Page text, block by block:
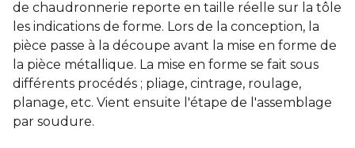
de chaudronnerie reporte en taille réelle sur la tôle
les indications de forme. Lors de la conception, la
pièce passe à la découpe avant la mise en forme de
la pièce métallique. La mise en forme se fait sous
différents procédés ; pliage, cintrage, roulage,
planage, etc. Vient ensuite l'étape de l'assemblage
par soudure.